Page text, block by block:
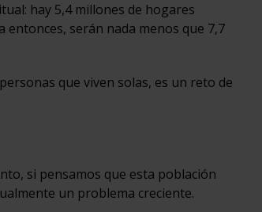
hay 5,4 millones de hogares
serán nada menos que 7,7
que viven solas, es un reto de
si pensamos que esta población
un problema creciente.